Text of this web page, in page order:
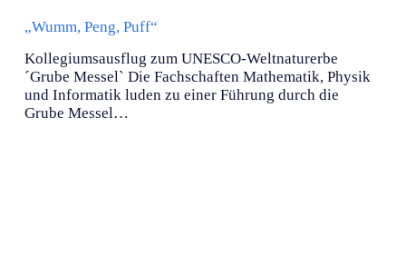
„Wumm, Peng, Puff“
Kollegiumsausflug zum UNESCO-Weltnaturerbe
´Grube Messel` Die Fachschaften Mathematik, Physik
und Informatik luden zu einer Führung durch die
Grube Messel…